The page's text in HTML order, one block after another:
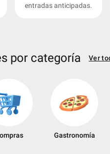
entradas anticipadas.
por categoría Ver
Gastronomía